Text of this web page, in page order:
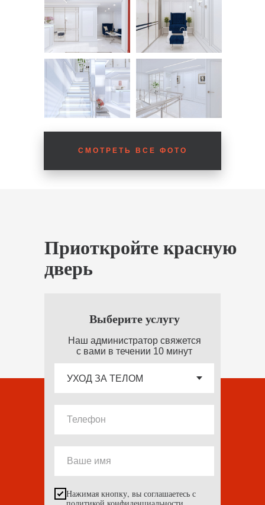
СМОТРЕТЬ ВСЕ ФОТО
Приоткройте красную
дверь
Нажимая кнопку, вы соглашаетесь с
Наш администратор свяжется
с вами в течении 10 минут
Выберите услугу